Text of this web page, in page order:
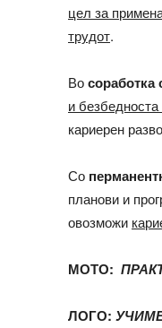
цел за
трудот.
Восоработка
и
кариерен
Со
планови и
овозможи
МОТО:
ЛОГО: